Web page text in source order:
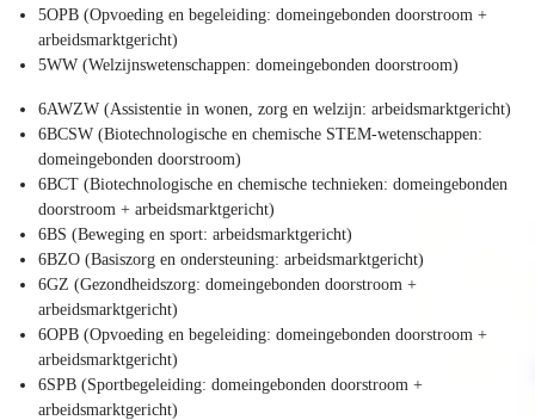
5OPB (Opvoeding en begeleiding: domeingebonden doorstroom +
arbeidsmarktgericht)
5WW (Welzijnswetenschappen: domeingebonden doorstroom)
6AWZW (Assistentie in wonen, zorg en welzijn: arbeidsmarktgericht)
6BCSW (Biotechnologische en chemische STEM-wetenschappen:
domeingebonden doorstroom)
6BCT (Biotechnologische en chemische technieken: domeingebonden
doorstroom + arbeidsmarktgericht)
6BS (Beweging en sport: arbeidsmarktgericht)
6BZO (Basiszorg en ondersteuning: arbeidsmarktgericht)
6GZ (Gezondheidszorg: domeingebonden doorstroom +
arbeidsmarktgericht)
6OPB (Opvoeding en begeleiding: domeingebonden doorstroom +
arbeidsmarktgericht)
6SPB (Sportbegeleiding: domeingebonden doorstroom +
arbeidsmarktgericht)